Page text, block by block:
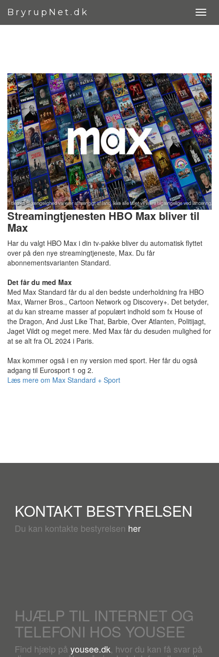
BryrupNet.dk
Streamingtjenesten HBO Max bliver til
Max
Har du valgt HBO Max i din tv-pakke bliver du automatisk flyttet
over på den nye streamingtjeneste, Max. Du får
abonnementsvarianten Standard.
Det får du med Max
Med Max Standard får du al den bedste underholdning fra HBO
Max, Warner Bros., Cartoon Network og Discovery+. Det betyder,
at du kan streame masser af populært indhold som fx House of
the Dragon, And Just Like That, Barbie, Over Atlanten, Politijagt,
Jaget Vildt og meget mere. Med Max får du desuden mulighed for
at se alt fra OL 2024 i Paris.
Max kommer også i en ny version med sport. Her får du også
adgang til Eurosport 1 og 2.
Læs mere om Max Standard + Sport
KONTAKT BESTYRELSEN
Du kan kontakte bestyrelsen her
HJÆLP TIL INTERNET OG
TELEFONI HOS YOUSEE
Find hjælp på yousee.dk, hvor du kan få svar på